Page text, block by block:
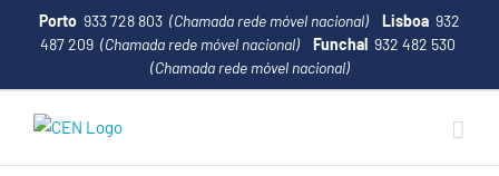
Porto 933 728 803 (Chamada rede móvel nacional) Lisboa 932
487 209 (Chamada rede móvel nacional) Funchal 932 482 530
(Chamada rede móvel nacional)